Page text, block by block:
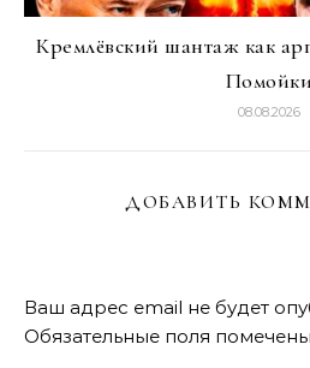
Кремлёвский шантаж как
Помойки
08.08.2026
ДОБАВИТЬ
Ваш адрес email не будет
Обязательные поля помечены